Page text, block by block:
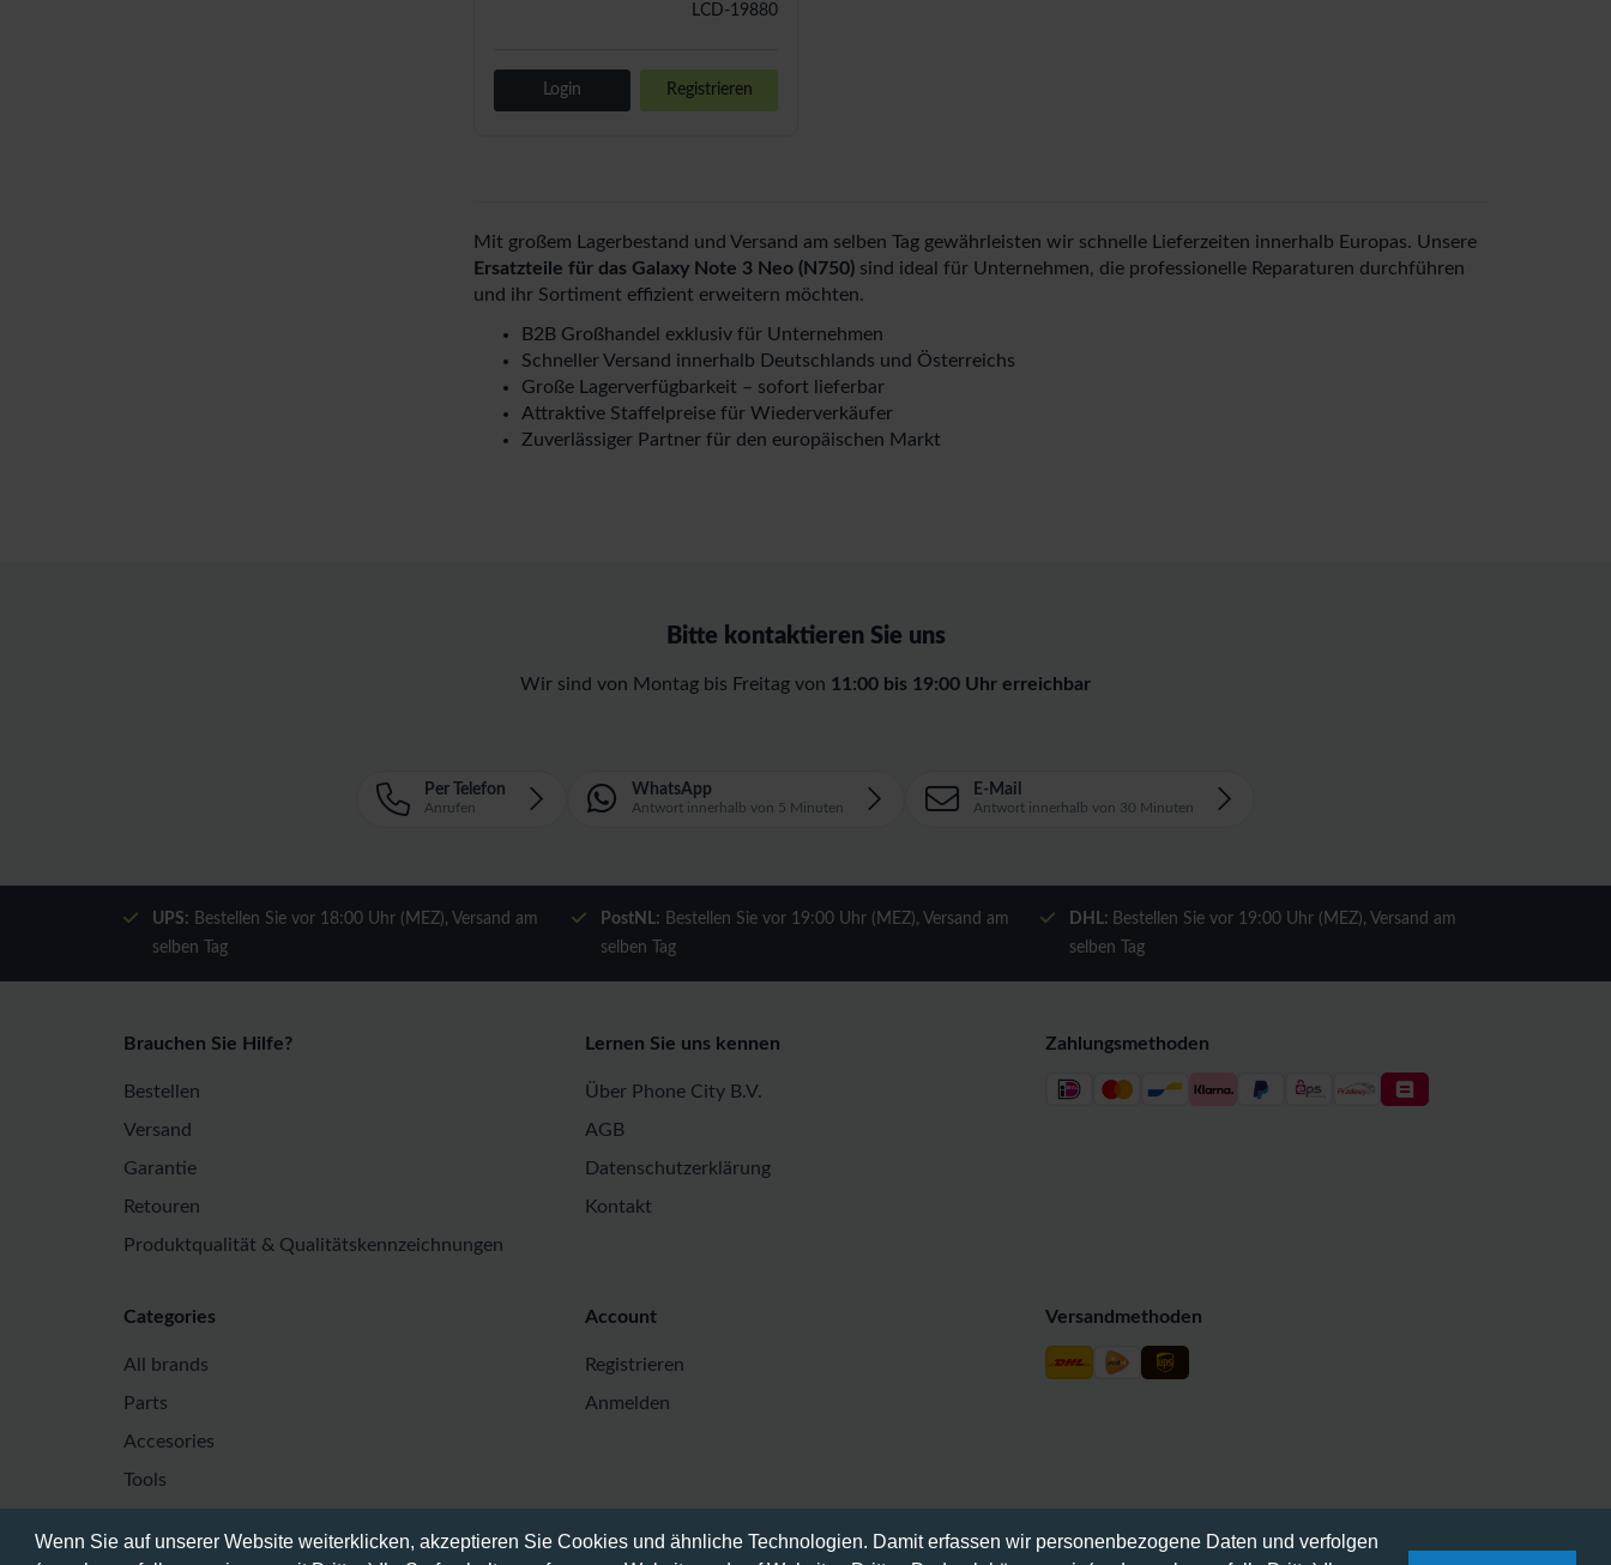
Wenn Sie auf unserer Website weiterklicken, akzeptieren Sie Cookies und ähnliche Technologien. Damit erfassen wir personenbezogene Daten und verfolgen
LCD-19880
Login Registrieren
Mit großem Lagerbestand und Versand am selben Tag gewährleisten wir schnelle Lieferzeiten innerhalb Europas. Unsere
Ersatzteile für das Galaxy Note 3 Neo (N750)sind ideal für Unternehmen, die professionelle Reparaturen durchführen
und ihr Sortiment effizient erweitern möchten.
B2B Großhandel exklusiv für Unternehmen
Schneller Versand innerhalb Deutschlands und Österreichs
Große Lagerverfügbarkeit – sofort lieferbar
Attraktive Staffelpreise für Wiederverkäufer
Zuverlässiger Partner für den europäischen Markt
Bitte kontaktieren Sie uns
Wir sind von Montag bis Freitag von 11:00 bis 19:00 Uhr erreichbar
Per Telefon
Anrufen
WhatsApp
Antwort innerhalb von 5 Minuten
E-Mail
Antwort innerhalb von 30 Minuten
UPS: Bestellen Sie vor 18:00 Uhr (MEZ), Versand am
selben Tag
PostNL: Bestellen Sie vor 19:00 Uhr (MEZ), Versand am
selben Tag
DHL: Bestellen Sie vor 19:00 Uhr (MEZ), Versand am
selben Tag
Brauchen Sie Hilfe?
Bestellen
Versand
Garantie
Retouren
Produktqualität & Qualitätskennzeichnungen
Lernen Sie uns kennen
Über Phone City B.V.
AGB
Datenschutzerklärung
Kontakt
Zahlungsmethoden
Versandmethoden
Categories
All brands
Parts
Accesories
Tools
Account
Registrieren
Anmelden